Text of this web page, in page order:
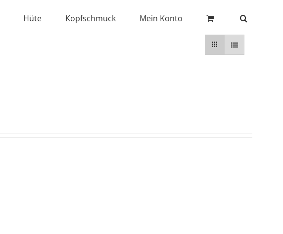
Hüte Kopfschmuck Mein Konto